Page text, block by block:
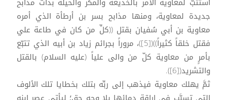
جديدة لمعاوية، ومنها مذابح بسر بن أرطأة الذي أمره
معاوية بن أبي سُفيان بقتل ((كلِّ من كان في طاعة علي
فقتل خلقاً كثيراً))([5])، مروراً بجرائم زياد بن أبيه الذي تتبّع
بأمرٍ من معاوية كلّ من والى علياً (عليه السلام) بالقتل
والتشريد([6]).
ثمَّ يهلك معاوية فيذهب إلى ربِّه بتلك بخطايا تلك الألوف